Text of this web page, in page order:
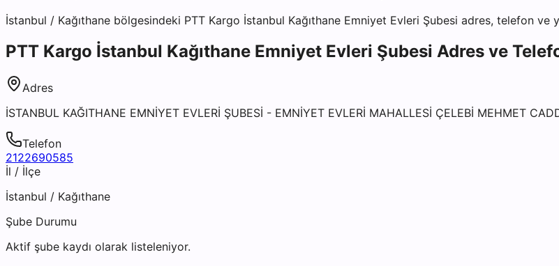
İstanbul / Kağıthane bölgesindeki PTT Kargo İstanbul Kağıthane Emniyet Evleri Şubesi adres, telefon ve
PTT Kargo İstanbul Kağıthane Emniyet Evleri Şubesi Adres ve
Adres
İSTANBUL KAĞITHANE EMNİYET EVLERİ ŞUBESİ - EMNİYET EVLERİ MAHALLESİ ÇELEBİ MEHMET
Telefon
2122690585
İl / İlçe
İstanbul / Kağıthane
Şube Durumu
Aktif şube kaydı olarak listeleniyor.